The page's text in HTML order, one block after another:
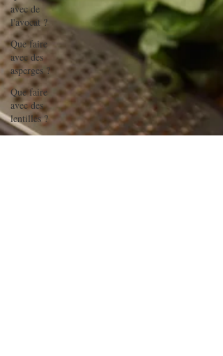
avec de
l'avocat ?
Que faire
avec des
asperges ?
Que faire
avec des
lentilles ?
Que faire